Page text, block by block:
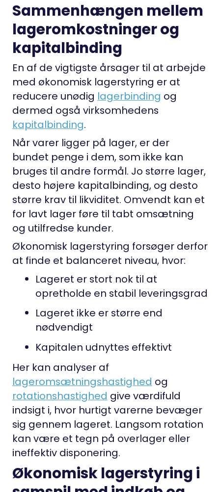
Sammenhængen mellem
lageromkostninger og
kapitalbinding
En af de vigtigste årsager til at arbejde
med økonomisk lagerstyring er at
reducere unødig lagerbinding og
dermed også virksomhedens
kapitalbinding.
Når varer ligger på lager, er der
bundet penge i dem, som ikke kan
bruges til andre formål. Jo større lager,
desto højere kapitalbinding, og desto
større krav til likviditet. Omvendt kan et
for lavt lager føre til tabt omsætning
og utilfredse kunder.
Økonomisk lagerstyring forsøger derfor
at finde et balanceret niveau, hvor:
Lageret er stort nok til at
opretholde en stabil leveringsgrad
Lageret ikke er større end
nødvendigt
Kapitalen udnyttes effektivt
Her kan analyser af
lageromsætningshastighed og
rotationshastighed give værdifuld
indsigt i, hvor hurtigt varerne bevæger
sig gennem lageret. Langsom rotation
kan være et tegn på overlager eller
ineffektiv disponering.
Økonomisk lagerstyring i